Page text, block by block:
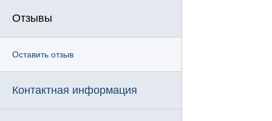
Отзывы
Оставить отзыв
Контактная информация